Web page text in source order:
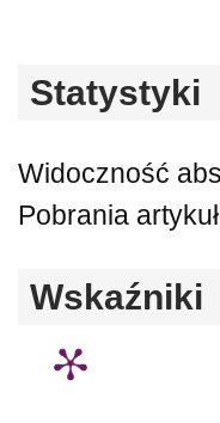
Statystyki
Widoczność
Pobrania
Wskaźniki